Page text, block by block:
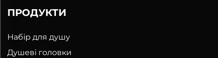
ПРОДУКТИ
Набір для душу
Душеві головки